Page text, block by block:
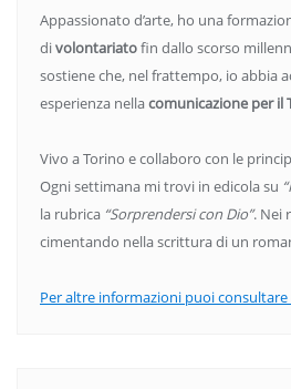
Appassionato d’arte, ho una
divolontariatofin dallo scorso
sostiene che, nel frattempo, io abbia
esperienza nellacomunicazione per il
Vivo a Torino e collaboro con le
Ogni settimana mi trovi in edicola su
la rubrica “Sorprendersi con Dio”. Nei
cimentando nella scrittura di un
Per altre informazioni puoi